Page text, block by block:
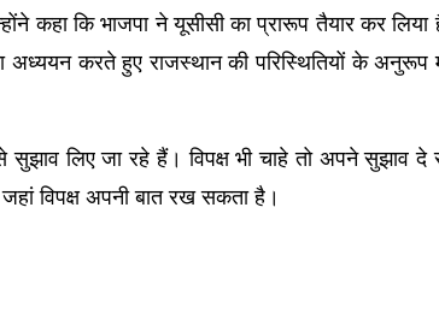
कहा कि भाजपा ने यूसीसी का प्रारूप तैयार कर
करते हुए राजस्थान की परिस्थितियों के अनुरूप
सुझाव लिए जा रहे हैं। विपक्ष भी चाहे तो अपने सुझाव
विपक्ष अपनी बात रख सकता है।